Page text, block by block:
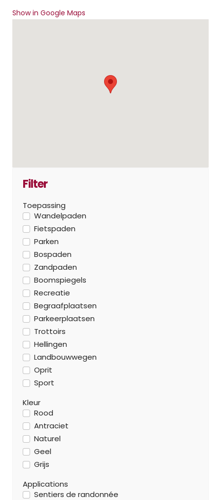
Show in Google Maps
Filter
Toepassing
Wandelpaden
Fietspaden
Parken
Bospaden
Zandpaden
Boomspiegels
Recreatie
Begraafplaatsen
Parkeerplaatsen
Trottoirs
Hellingen
Landbouwwegen
Oprit
Sport
Kleur
Rood
Antraciet
Naturel
Geel
Grijs
Applications
Sentiers de randonnée